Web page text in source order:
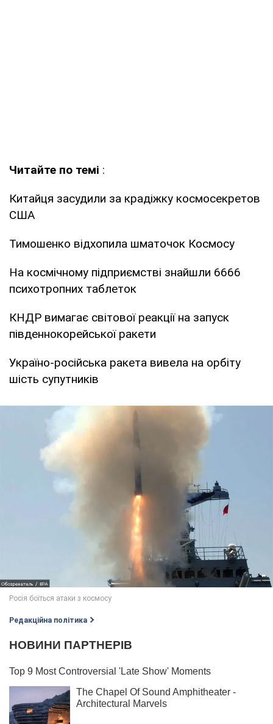
Читайте по темі :
Китайця засудили за крадіжку космосекретов
США
Тимошенко відхопила шматочок Космосу
На космічному підприємстві знайшли 6666
психотропних таблеток
КНДР вимагає світової реакції на запуск
південнокорейської ракети
Україно-російська ракета вивела на орбіту
шість супутників
Редакційна політика